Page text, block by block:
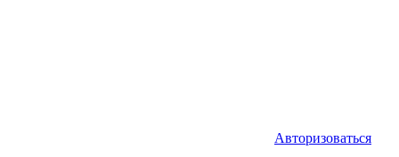
Авторизоваться